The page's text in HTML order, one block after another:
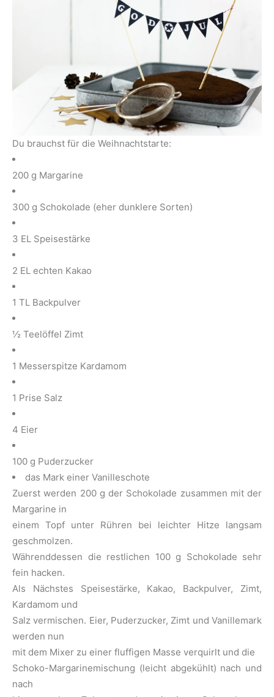
Du brauchst für die Weihnachtstarte:
200 g Margarine
300 g Schokolade (eher dunklere Sorten)
3 EL Speisestärke
2 EL echten Kakao
1 TL Backpulver
½ Teelöffel Zimt
1 Messerspitze Kardamom
1 Prise Salz
4 Eier
100 g Puderzucker
das Mark einer Vanilleschote
Zuerst werden 200 g der Schokolade zusammen mit der
Margarine in
einem Topf unter Rühren bei leichter Hitze langsam
geschmolzen.
Währenddessen die restlichen 100 g Schokolade sehr
fein hacken.
Als Nächstes Speisestärke, Kakao, Backpulver, Zimt,
Kardamom und
Salz vermischen. Eier, Puderzucker, Zimt und Vanillemark
werden nun
mit dem Mixer zu einer fluffigen Masse verquirlt und die
Schoko-Margarinemischung (leicht abgekühlt) nach und
nach